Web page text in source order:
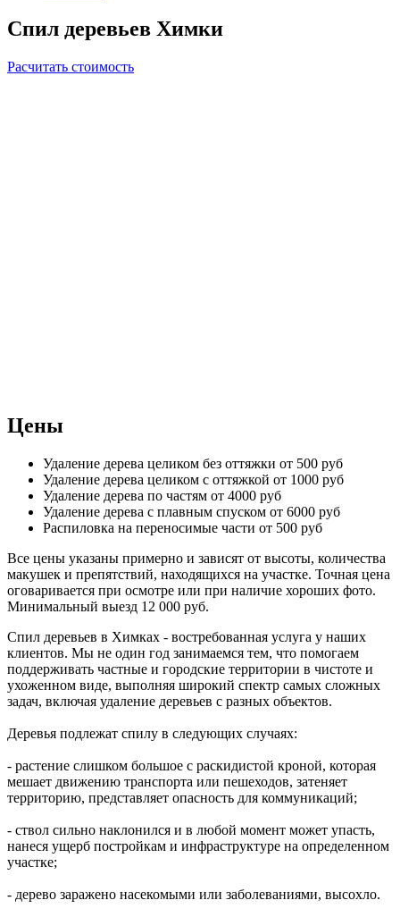
Спил деревьев Химки
Расчитать стоимость
Цены
Удаление дерева целиком без оттяжки от 500 руб
Удаление дерева целиком с оттяжкой от 1000 руб
Удаление дерева по частям от 4000 руб
Удаление дерева с плавным спуском от 6000 руб
Распиловка на переносимые части от 500 руб
Все цены указаны примерно и зависят от высоты, количества
макушек и препятствий, находящихся на участке. Точная цена
оговаривается при осмотре или при наличие хороших фото.
Минимальный выезд 12 000 руб.
Спил деревьев в Химках - востребованная услуга у наших
клиентов. Мы не один год занимаемся тем, что помогаем
поддерживать частные и городские территории в чистоте и
ухоженном виде, выполняя широкий спектр самых сложных
задач, включая удаление деревьев с разных объектов.
Деревья подлежат спилу в следующих случаях:
- растение слишком большое с раскидистой кроной, которая
мешает движению транспорта или пешеходов, затеняет
территорию, представляет опасность для коммуникаций;
- ствол сильно наклонился и в любой момент может упасть,
нанеся ущерб постройкам и инфраструктуре на определенном
участке;
- дерево заражено насекомыми или заболеваниями, высохло.